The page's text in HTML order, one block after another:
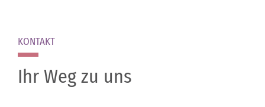
KONTAKT
Ihr Weg zu uns